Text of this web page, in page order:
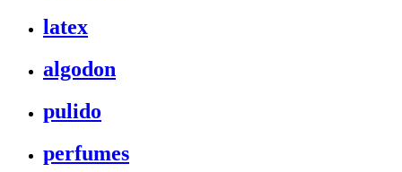
latex
algodon
pulido
perfumes